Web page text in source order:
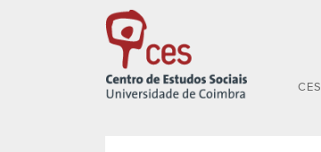
CES